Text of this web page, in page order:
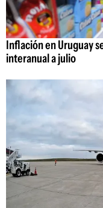
Inflación en Uruguay
interanual a julio